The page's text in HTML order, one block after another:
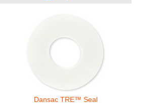
Dansac TRE™ Seal